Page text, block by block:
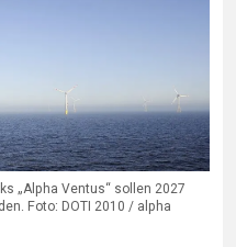
„Alpha Ventus“ sollen 2027
Foto: DOTI 2010 / alpha